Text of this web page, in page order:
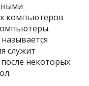
компьютеров
служит
некоторых